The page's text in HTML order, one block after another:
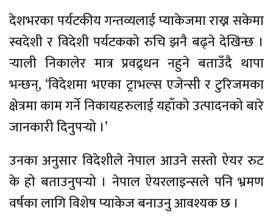
देशभरका पर्यटकीय गन्तव्यलाई प्याकेजमा राख्न सकेमा
स्वदेशी र विदेशी पर्यटकको रुचि झनै बढ्ने देखिन्छ ।
र्‍याली निकालेर मात्र प्रवद्र्धन नहुने बताउँदै थापा
भन्छन्, ‘विदेशमा भएका ट्राभल्स एजेन्सी र टुरिजमका
क्षेत्रमा काम गर्ने निकायहरुलाई यहाँको उत्पादनको बारे
जानकारी दिनुपर्‍यो ।’
उनका अनुसार विदेशीले नेपाल आउने सस्तो ऐयर रुट
के हो बताउनुपर्‍यो । नेपाल ऐयरलाइन्सले पनि भ्रमण
वर्षका लागि विशेष प्याकेज बनाउनु आवश्यक छ ।